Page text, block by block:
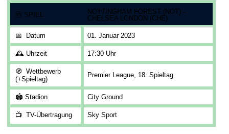
🆚 SPIEL
NOTTINGHAM FOREST (NOT) –
CHELSEA LONDON (CHE)
📅 Datum 01. Januar 2023
🕰️ Uhrzeit 17:30 Uhr
🧭 Wettbewerb
(+Spieltag)
Premier League, 18. Spieltag
🏟️ Stadion City Ground
📺 TV-Übertragung Sky Sport